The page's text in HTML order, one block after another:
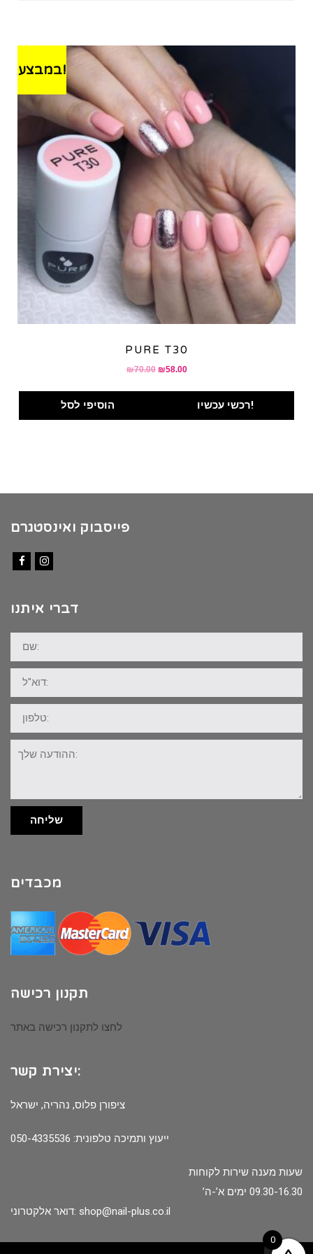
במבצע!
PURE T30
₪70.00 Original
₪58.00Current
הוסיפי לסל רכשי עכשיו!
פייסבוק ואינסטגרם
דברי איתנו
שם:
דוא"ל:
טלפון:
ההודעה
שלך:
שליחה
מכבדים
תקנון רכישה
לחצו לתקנון רכישה באתר
יצירת קשר:
ציפורן פלוס, נהריה, ישראל
ייעוץ ותמיכה טלפונית: 050-4335536
שעות מענה שירות לקוחות
09.30-16.30 ימים א’-ה’
דואר אלקטרוני: shop@nail-plus.co.il
0